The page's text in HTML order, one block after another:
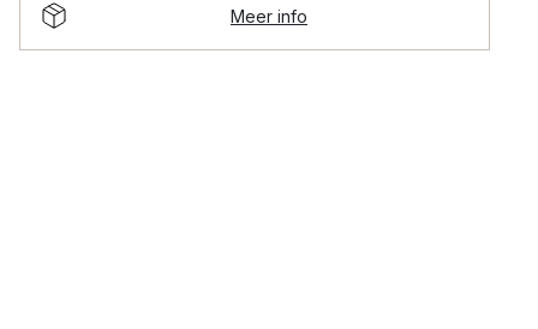
Meer info